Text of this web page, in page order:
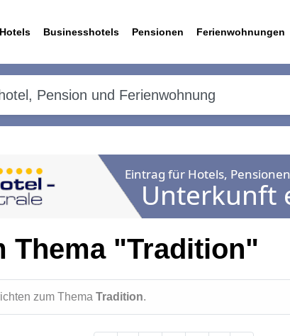
Hotels Businesshotels Pensionen Ferienwohnungen
Thema "Tradition"
zum Thema Tradition.